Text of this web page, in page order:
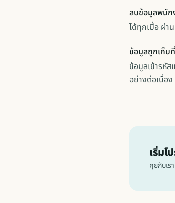
ลบข้อมูลพนัก
ได้ทุกเมื่อ ผ่า
ข้อมูลถูกเก็บ
ข้อมูลเข้ารหั
อย่างต่อเนื่อง
เริ่ม
คุยกับเร